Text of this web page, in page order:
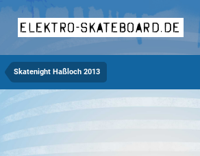
elektro-skateboard.de
Skatenight Haßloch 2013